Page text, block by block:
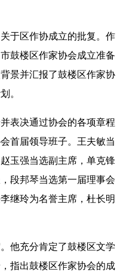
于区作协成立的批复。作
鼓楼区作家协会成立准备
景并汇报了鼓楼区作家协
。
表决通过协会的各项章程
首届领导班子。王夫敏当
玉强当选副主席，单克锋
段邦琴当选第一届理事会
继玲为名誉主席，杜长明
他充分肯定了鼓楼区文学
指出鼓楼区作家协会的成